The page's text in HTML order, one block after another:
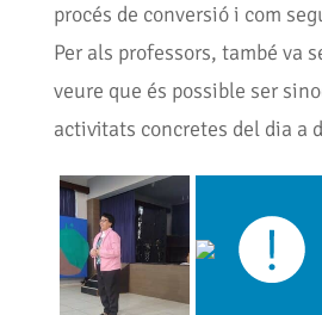
procés de conversió i com
Per als professors, també va
veure que és possible ser
activitats concretes del dia a